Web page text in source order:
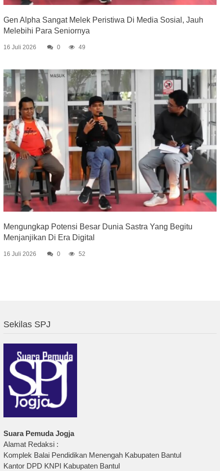
Gen Alpha Sangat Melek Peristiwa Di Media Sosial, Jauh
Melebihi Para Seniornya
16 Juli 2026 0 49
Mengungkap Potensi Besar Dunia Sastra Yang Begitu
Menjanjikan Di Era Digital
16 Juli 2026 0 52
Sekilas SPJ
Suara Pemuda Jogja
Alamat Redaksi :
Komplek Balai Pendidikan Menengah Kabupaten Bantul
Kantor DPD KNPI Kabupaten Bantul